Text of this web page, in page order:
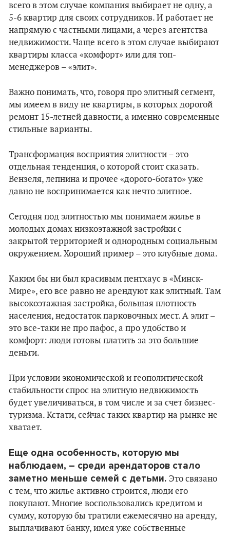
всего в этом случае компания выбирает не одну, а
5-6 квартир для своих сотрудников. И работает не
напрямую с частными лицами, а через агентства
недвижимости. Чаще всего в этом случае выбирают
квартиры класса «комфорт» или для топ-
менеджеров – «элит».
Важно понимать, что, говоря про элитный сегмент,
мы имеем в виду не квартиры, в которых дорогой
ремонт 15-летней давности, а именно современные
стильные варианты.
Трансформация восприятия элитности – это
отдельная тенденция, о которой стоит сказать.
Вензеля, лепнина и прочее «дорого-богато» уже
давно не воспринимается как нечто элитное.
Сегодня под элитностью мы понимаем жилье в
молодых домах низкоэтажной застройки с
закрытой территорией и однородным социальным
окружением. Хороший пример – это клубные дома.
Каким бы ни был красивым пентхаус в «Минск-
Мире», его все равно не арендуют как элитный. Там
высокоэтажная застройка, большая плотность
населения, недостаток парковочных мест. А элит –
это все-таки не про пафос, а про удобство и
комфорт: люди готовы платить за это большие
деньги.
При условии экономической и геополитической
стабильности спрос на элитную недвижимость
будет увеличиваться, в том числе и за счет бизнес-
туризма. Кстати, сейчас таких квартир на рынке не
хватает.
Еще одна особенность, которую мы
наблюдаем, – среди арендаторов стало
заметно меньше семей с детьми. Это связано
с тем, что жилье активно строится, люди его
покупают. Многие воспользовались кредитом и
сумму, которую бы тратили ежемесячно на аренду,
выплачивают банку, имея уже собственные